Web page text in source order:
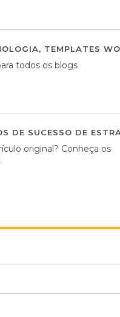
, TEMPLATES
todos os blogs
DE SUCESSO DE
original? Conheça os